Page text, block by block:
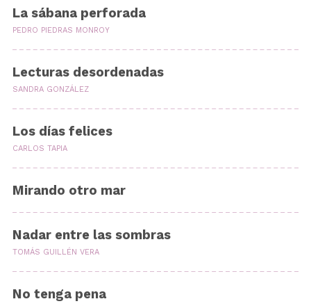
La sábana perforada
PEDRO PIEDRAS MONROY
Lecturas desordenadas
SANDRA GONZÁLEZ
Los días felices
CARLOS TAPIA
Mirando otro mar
Nadar entre las sombras
TOMÁS GUILLÉN VERA
No tenga pena